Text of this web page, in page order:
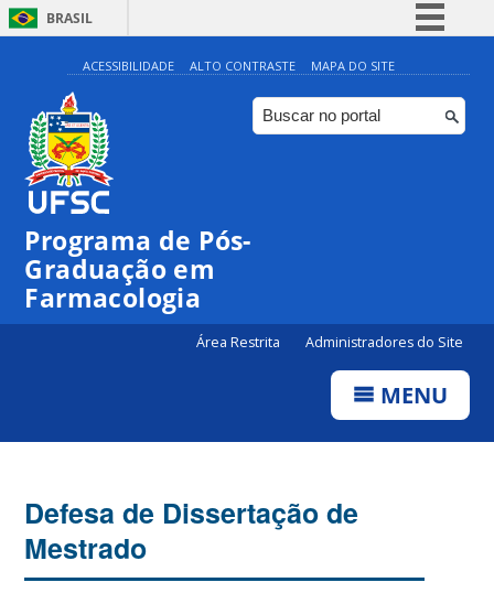
BRASIL
Simplifique!
Comunica BR
Participe
ACESSIBILIDADE ALTO CONTRASTE MAPA DO SITE
Programa de Pós-
Graduação em
Farmacologia
Área Restrita Administradores do Site
MENU
Defesa de Dissertação de
Mestrado